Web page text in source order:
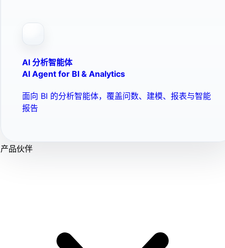
AI 分析智能体
AI Agent for BI & Analytics
面向 BI 的分析智能体，覆盖问数、建模、报表与智能
报告
产品伙伴